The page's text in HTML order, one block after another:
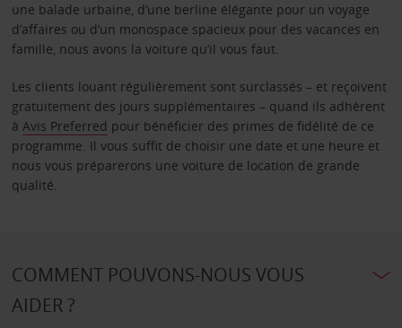
une balade urbaine, d’une berline élégante pour un voyage
d’affaires ou d’un monospace spacieux pour des vacances en
famille, nous avons la voiture qu’il vous faut.
Les clients louant régulièrement sont surclassés – et reçoivent
gratuitement des jours supplémentaires – quand ils adhèrent
à Avis Preferred pour bénéficier des primes de fidélité de ce
programme. Il vous suffit de choisir une date et une heure et
nous vous préparerons une voiture de location de grande
qualité.
COMMENT POUVONS-NOUS VOUS
AIDER ?